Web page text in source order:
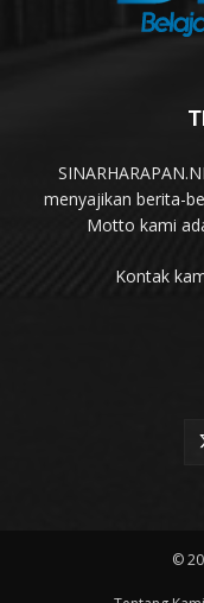
menyajikan berita-
Motto kami
Kontak
©